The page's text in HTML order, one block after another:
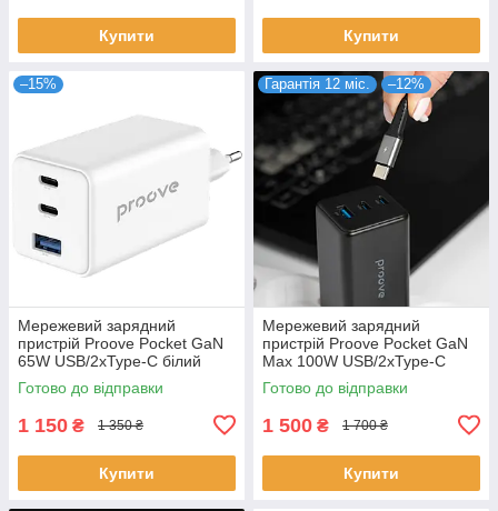
Купити Купити
–15%
Мережевий зарядний
пристрій Proove Pocket GaN
65W USB/2хType-C білий
(WCPG65121202)
Готово до відправки
1 150 ₴ 1 350 ₴
Купити
Гарантія 12 міс. –12%
Мережевий зарядний
пристрій Proove Pocket GaN
Max 100W USB/2хType-C
чорний (WCPG10012201)
Готово до відправки
1 500 ₴ 1 700 ₴
Купити